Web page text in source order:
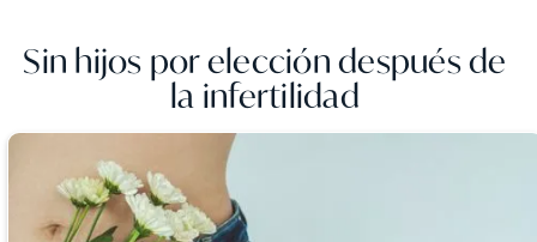
Sin hijos por elección después de
la infertilidad